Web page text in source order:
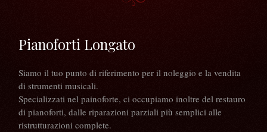
Pianoforti Longato
Siamo il tuo punto di riferimento per il noleggio e la vendita
di strumenti musicali.
Specializzati nel painoforte, ci occupiamo inoltre del restauro
di pianoforti, dalle riparazioni parziali più semplici alle
ristrutturazioni complete.